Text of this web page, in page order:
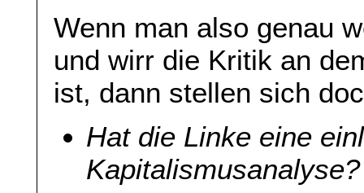
Wenn man also genau
und wirr die Kritik an
ist, dann stellen sich
Hat die Linke eine
Kapitalismusanalyse?